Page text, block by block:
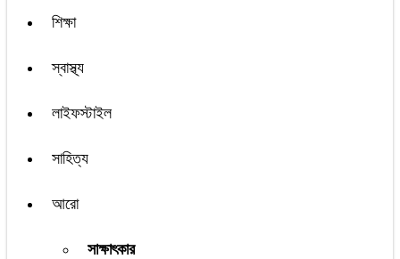
শিক্ষা
স্বাস্থ্য
লাইফস্টাইল
সাহিত্য
আরো
সাক্ষাৎকার